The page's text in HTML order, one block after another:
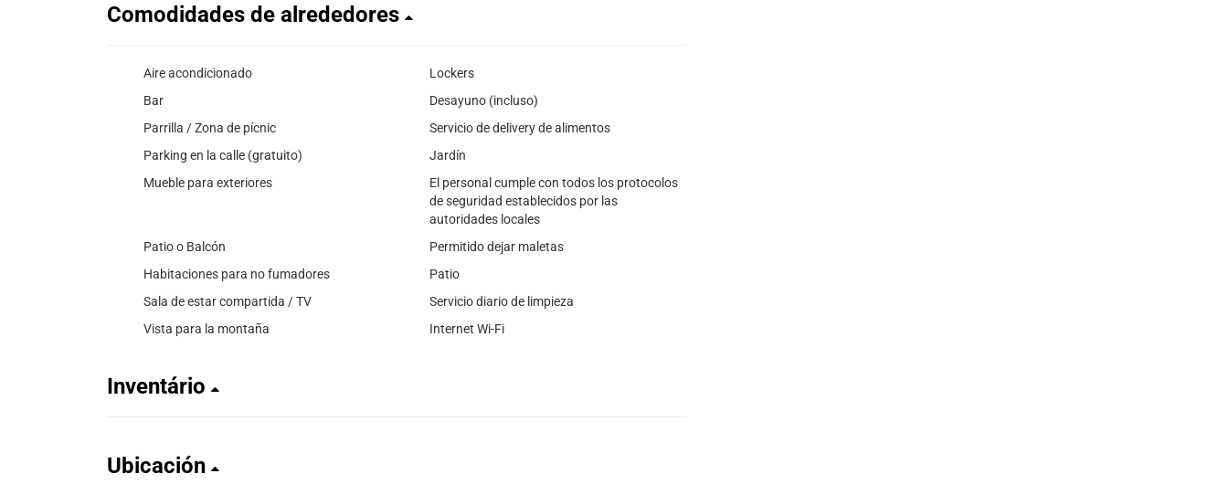
Comodidades de alrededores
Aire acondicionado
Lockers
Bar
Desayuno (incluso)
Parrilla / Zona de pícnic
Servicio de delivery de alimentos
Parking en la calle (gratuito)
Jardín
Mueble para exteriores
El personal cumple con todos los protocolos
de seguridad establecidos por las
autoridades locales
Patio o Balcón
Permitido dejar maletas
Habitaciones para no fumadores
Patio
Sala de estar compartida / TV
Servicio diario de limpieza
Vista para la montaña
Internet Wi-Fi
Inventário
Ubicación